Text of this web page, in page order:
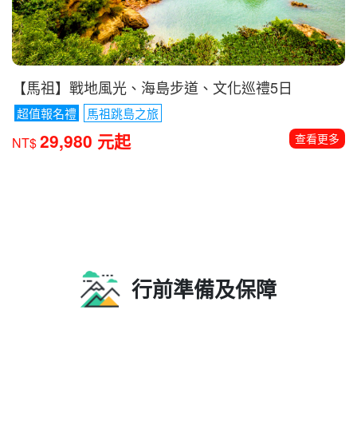
【馬祖】戰地風光、海島步道、文化巡禮5日
超值報名禮 馬祖跳島之旅
NT$29,980 元起 查看更多
行前準備及保障